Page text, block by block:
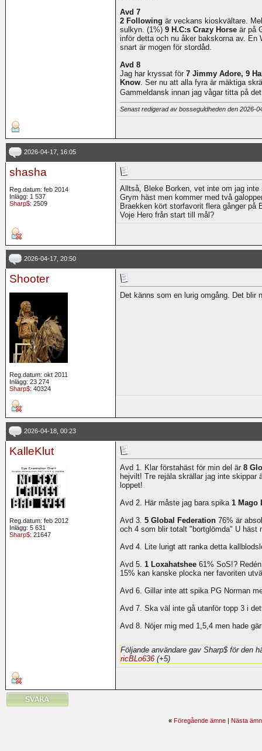
Avd 7
2 Following är veckans kioskvältare.
sulkyn. (1%) 9 H.C:s Crazy Horse är på
inför detta och nu åker bakskorna av.
snart är mogen för stordåd.
Avd 8
Jag har kryssat för 7 Jimmy Adore, 9
Know. Ser nu att alla fyra är mäktiga
Gammeldansk innan jag vågar titta på
Senast redigerad av bosseguldheden den 2026-
2026-04-17, 16:05
shasha
Reg.datum: feb 2014
Inlägg: 1 537
Sharp$: 2509
Alltså, Bleke Borken, vet inte om jag
Grym häst men kommer med två
Braekken kört storfavorit flera gånger på
Voje Hero från start till mål?
2026-04-17, 20:50
Shooter
Reg.datum: okt 2011
Inlägg: 23 274
Sharp$: 40324
Det känns som en lurig omgång. Det blir
2026-04-18, 00:23
KalleKlut
Reg.datum: feb 2012
Inlägg: 5 631
Sharp$: 21647
Avd 1. Klar förstahäst för min del är 8
hejvilt! Tre rejäla skrällar jag inte skippar
loppet!
Avd 2. Här måste jag bara spika 1 Mago
Avd 3. 5 Global Federation 76% är
och 4 som blir totalt "bortglömda" U häst
Avd 4. Lite lurigt att ranka detta
Avd 5. 1 Loxahatshee 61% SoS!?
15% kan kanske plocka ner favoriten
Avd 6. Gillar inte att spika PG Norman
Avd 7. Ska väl inte gå utanför topp 3 i
Avd 8. Nöjer mig med 1,5,4 men hade
Följande användare gav Sharp$ för den
ricBLo636 (+5)
« Föregående ämne| Nästa